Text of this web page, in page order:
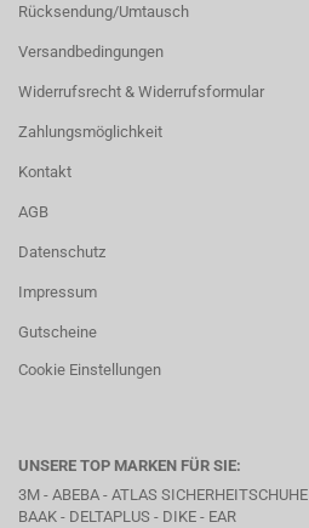
Rücksendung/Umtausch
Versandbedingungen
Widerrufsrecht & Widerrufsformular
Zahlungsmöglichkeit
Kontakt
AGB
Datenschutz
Impressum
Gutscheine
Cookie Einstellungen
UNSERE TOP MARKEN FÜR SIE:
3M - ABEBA - ATLAS SICHERHEITSCHUHE
BAAK - DELTAPLUS - DIKE - EAR